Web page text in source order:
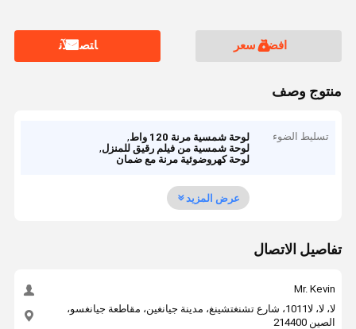
افضل سعر ﺎﺘﺼﻟ ﺍﻶﻧ
منتوج وصف
تسليط الضوء لوحة شمسية مرنة 120 واط
,
لوحة شمسية من فيلم رقيق للمنزل,
لوحة كهروضوئية مرنة مع ضمان
عرض المزيد
تفاصيل الاتصال
Mr. Kevin
لا، لا، لا1011، شارع تشنغتشينغ، مدينة جيانغين، مقاطعة جيانغسو،
الصين 214400